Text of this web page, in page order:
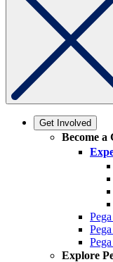
Get Involved
Become
Explore